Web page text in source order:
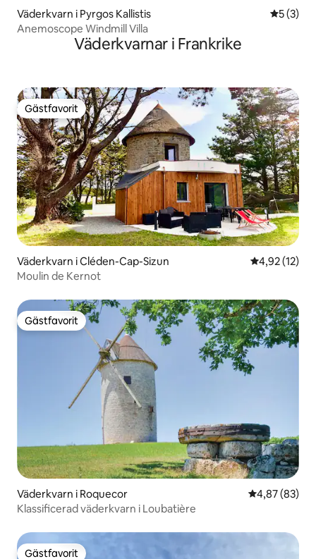
Väderkvarn i Pyrgos Kallistis 5 av 5 i
5 (3)
Anemoscope Windmill Villa
Väderkvarnar i Frankrike
Gästfavorit
Gästfavorit
Väderkvarn i Cléden-Cap-Sizun 4,92 av 5 i
4,92 (12)
Moulin de Kernot
Gästfavorit
Gästfavorit
Väderkvarn i Roquecor 4,87 av 5 i
4,87 (83)
Klassificerad väderkvarn i Loubatière
Gästfavorit